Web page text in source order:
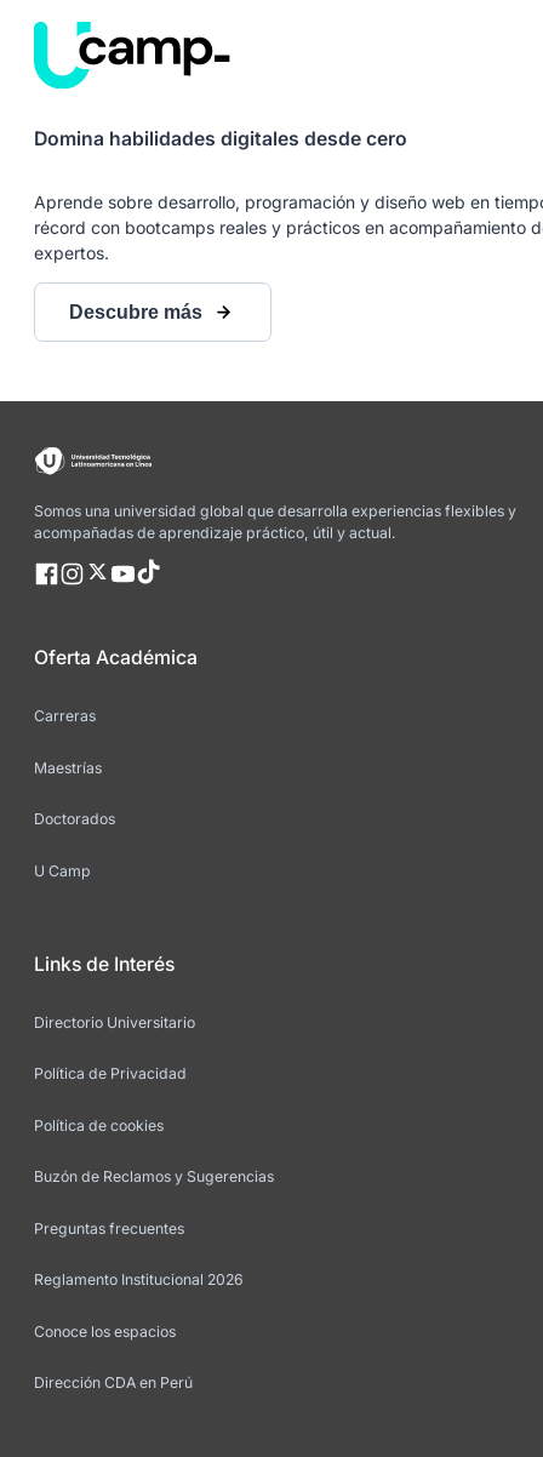
Domina habilidades digitales desde cero
Aprende sobre desarrollo, programación y diseño web en
récord con bootcamps reales y prácticos en acompañamiento
expertos.
Descubre más
Somos una universidad global que desarrolla experiencias flexibles y
acompañadas de aprendizaje práctico, útil y actual.
Oferta Académica
Carreras
Maestrías
Doctorados
U Camp
Links de Interés
Directorio Universitario
Política de Privacidad
Política de cookies
Buzón de Reclamos y Sugerencias
Preguntas frecuentes
Reglamento Institucional 2026
Conoce los espacios
Dirección CDA en Perú